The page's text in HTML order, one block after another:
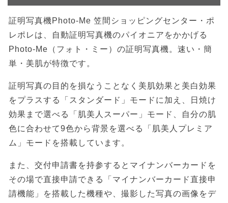
証明写真機Photo-Me 笠間ショッピングセンター・ポ
レポレは、自動証明写真機のパイオニアをかかげる
Photo-Me（フォト・ミー）の証明写真機。速い・簡
単・美肌が特徴です。
証明写真の目的を損なうことなく美肌効果と美白効果
をプラスする「スタンダード」モードに加え、日焼け
効果まで選べる「肌美人スーパー」モード、自分の肌
色に合わせて9色から背景を選べる「肌美人プレミア
ム」モードを搭載しています。
また、交付申請書を持参するとマイナンバーカードを
その場で直接申請できる「マイナンバーカード直接申
請機能」を搭載した機種や、撮影した写真の画像をデ